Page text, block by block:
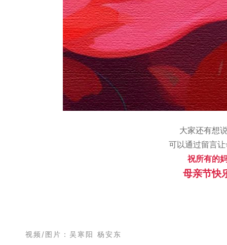
大家还有想
可以通过留言
祝所有的
母亲节快
视频/图片：吴寒阳 杨安东